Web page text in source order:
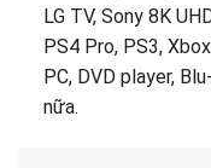
LG TV, Sony 8K
PS4 Pro, PS3,
PC, DVD player,
nữa.